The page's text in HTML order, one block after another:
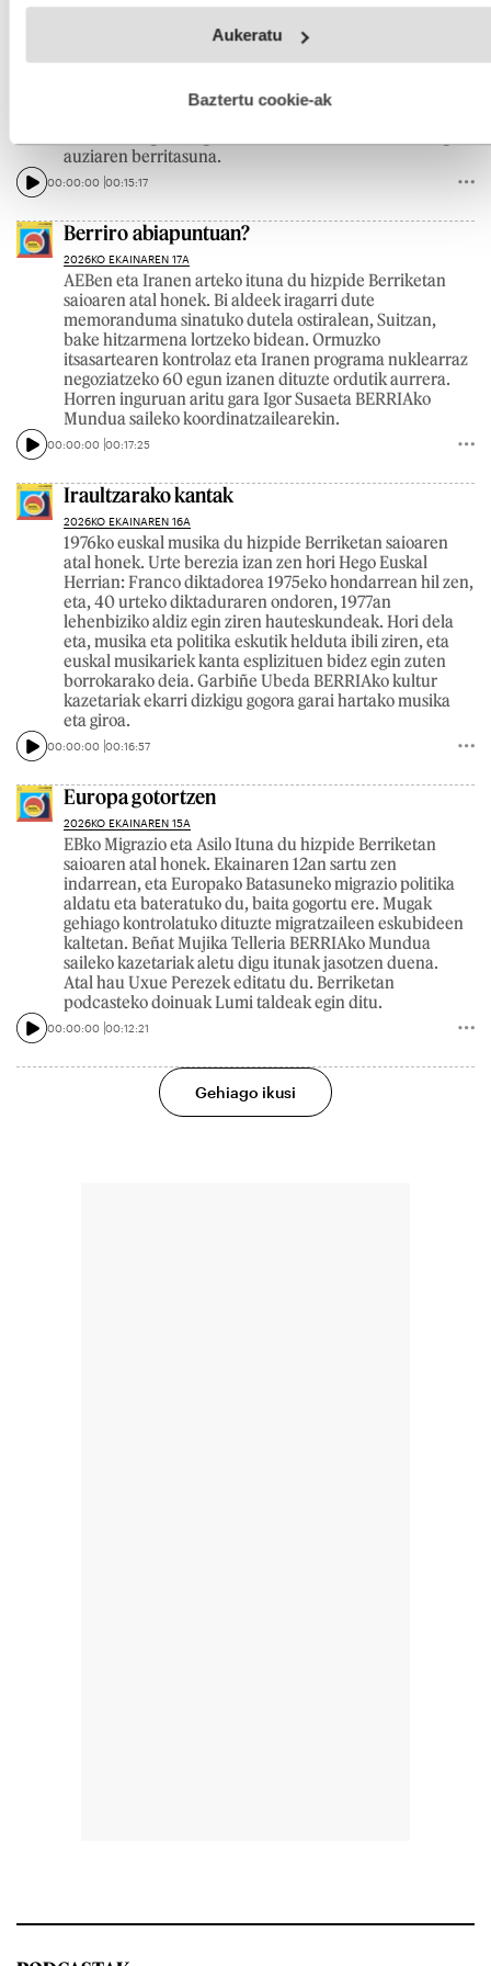
fitxategiak erabiltzen ditu. Zure esperientzia eta zerbitzuak
esplizitua ematen diguzu.Gehiago irakurri
Aukeratu
Baztertu cookie-ak
aurrerantzean ezin izanen du diru publikorik jaso. Vida
izan direla leku hartan. Isabel Jaurena BERRIAko
auziaren berritasuna.
00:00:00 00:15:17
Berriro abiapuntuan?
2026KO EKAINAREN 17A
AEBen eta Iranen arteko ituna du hizpide Berriketan
saioaren atal honek. Bi aldeek iragarri dute
memoranduma sinatuko dutela ostiralean, Suitzan,
bake hitzarmena lortzeko bidean. Ormuzko
itsasartearen kontrolaz eta Iranen programa nuklearraz
negoziatzeko 60 egun izanen dituzte ordutik aurrera.
Horren inguruan aritu gara Igor Susaeta BERRIAko
Mundua saileko koordinatzailearekin.
00:00:00 00:17:25
Iraultzarako kantak
2026KO EKAINAREN 16A
1976ko euskal musika du hizpide Berriketan saioaren
atal honek. Urte berezia izan zen hori Hego Euskal
Herrian: Franco diktadorea 1975eko hondarrean hil zen,
eta, 40 urteko diktaduraren ondoren, 1977an
lehenbiziko aldiz egin ziren hauteskundeak. Hori dela
eta, musika eta politika eskutik helduta ibili ziren, eta
euskal musikariek kanta esplizituen bidez egin zuten
borrokarako deia. Garbiñe Ubeda BERRIAko kultur
kazetariak ekarri dizkigu gogora garai hartako musika
eta giroa.
00:00:00 00:16:57
Europa gotortzen
2026KO EKAINAREN 15A
EBko Migrazio eta Asilo Ituna du hizpide Berriketan
saioaren atal honek. Ekainaren 12an sartu zen
indarrean, eta Europako Batasuneko migrazio politika
aldatu eta bateratuko du, baita gogortu ere. Mugak
gehiago kontrolatuko dituzte migratzaileen eskubideen
kaltetan. Beñat Mujika Telleria BERRIAko Mundua
saileko kazetariak aletu digu itunak jasotzen duena.
Atal hau Uxue Perezek editatu du. Berriketan
podcasteko doinuak Lumi taldeak egin ditu.
00:00:00 00:12:21
Gehiago ikusi